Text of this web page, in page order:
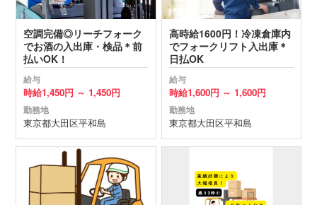
空調完備◎リーチフォーク
でお酒の入出庫・検品＊前
払いOK！
給与
時給1,450円 ～ 1,450円
勤務地
東京都大田区平和島
高時給1600円！冷凍倉庫内
でフォークリフト入出庫＊
日払OK
給与
時給1,600円 ～ 1,600円
勤務地
東京都大田区平和島